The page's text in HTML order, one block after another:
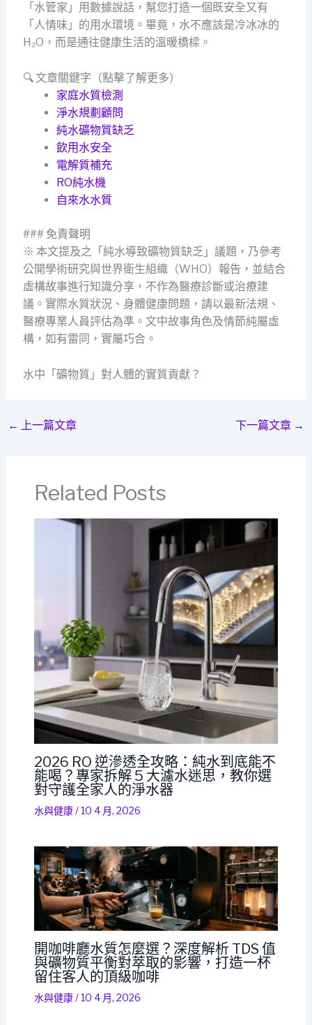
「水管家」用數據說話，幫您打造一個既安全又有
「人情味」的用水環境。畢竟，水不應該是冷冰冰的
H₂O，而是通往健康生活的溫暖橋樑。
🔍 文章關鍵字（點擊了解更多）
家庭水質檢測
淨水規劃顧問
純水礦物質缺乏
飲用水安全
電解質補充
RO純水機
自來水水質
### 免責聲明
※ 本文提及之「純水導致礦物質缺乏」議題，乃參考
公開學術研究與世界衛生組織（WHO）報告，並結合
虛構故事進行知識分享，不作為醫療診斷或治療建
議。實際水質狀況、身體健康問題，請以最新法規、
醫療專業人員評估為準。文中故事角色及情節純屬虛
構，如有雷同，實屬巧合。
水中「礦物質」對人體的實質貢獻？
← 上一篇文章 下一篇文章 →
Related Posts
2026 RO 逆滲透全攻略：純水到底能不
能喝？專家拆解 5 大濾水迷思，教你選
對守護全家人的淨水器
水與健康/10 4 月, 2026
開咖啡廳水質怎麼選？深度解析 TDS 值
與礦物質平衡對萃取的影響，打造一杯
留住客人的頂級咖啡
水與健康/10 4 月, 2026